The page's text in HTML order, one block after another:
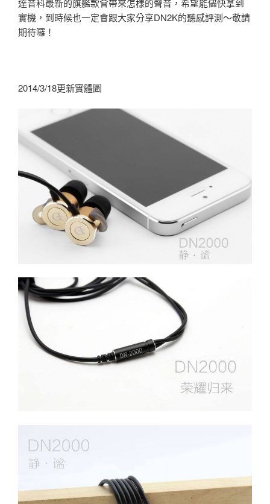
達音科最新的旗艦款會帶來怎樣的聲音，希望能儘快拿到
實機，到時候也一定會跟大家分享DN2K的聽感評測～敬請
期待囉！
2014/3/18更新實體圖